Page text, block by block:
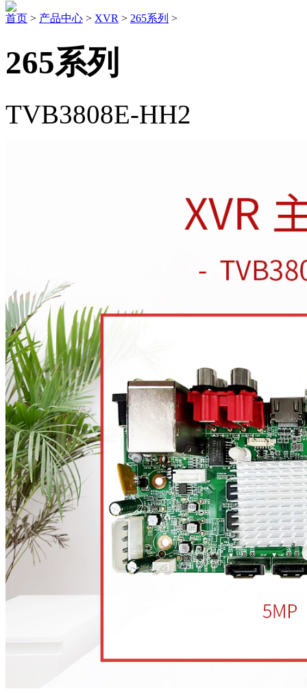
首页 > 产品中心 > XVR > 265系列 >
265系列
TVB3808E-HH2